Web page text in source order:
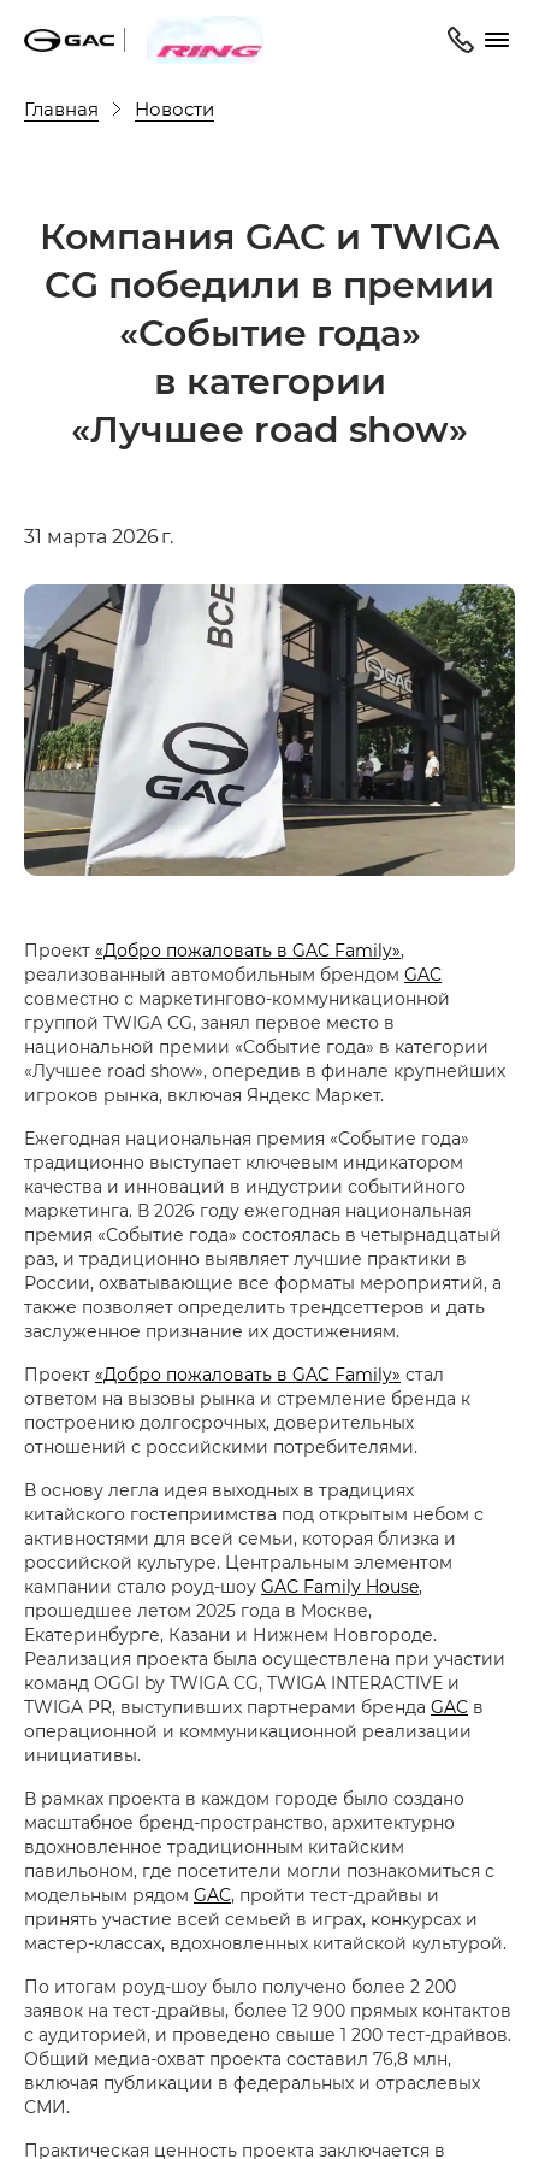
Главная Новости
Компания GAC и TWIGA
CG победили в премии
«Событие года»
в категории
«Лучшее road show»
31 марта 2026 г.
Проект «Добро пожаловать в GAC Family»,
реализованный автомобильным брендом GAC
совместно с маркетингово-коммуникационной
группой TWIGA CG, занял первое место в
национальной премии «Событие года» в категории
«Лучшее road show», опередив в финале крупнейших
игроков рынка, включая Яндекс Маркет.
Ежегодная национальная премия «Событие года»
традиционно выступает ключевым индикатором
качества и инноваций в индустрии событийного
маркетинга. В 2026 году ежегодная национальная
премия «Событие года» состоялась в четырнадцатый
раз, и традиционно выявляет лучшие практики в
России, охватывающие все форматы мероприятий, а
также позволяет определить трендсеттеров и дать
заслуженное признание их достижениям.
Проект «Добро пожаловать в GAC Family» стал
ответом на вызовы рынка и стремление бренда к
построению долгосрочных, доверительных
отношений с российскими потребителями.
В основу легла идея выходных в традициях
китайского гостеприимства под открытым небом с
активностями для всей семьи, которая близка и
российской культуре. Центральным элементом
кампании стало роуд-шоу GAC Family House,
прошедшее летом 2025 года в Москве,
Екатеринбурге, Казани и Нижнем Новгороде.
Реализация проекта была осуществлена при участии
команд OGGI by TWIGA CG, TWIGA INTERACTIVE и
TWIGA PR, выступивших партнерами бренда GAC в
операционной и коммуникационной реализации
инициативы.
В рамках проекта в каждом городе было создано
масштабное бренд-пространство, архитектурно
вдохновленное традиционным китайским
павильоном, где посетители могли познакомиться с
модельным рядом GAC, пройти тест-драйвы и
принять участие всей семьей в играх, конкурсах и
мастер-классах, вдохновленных китайской культурой.
По итогам роуд-шоу было получено более 2 200
заявок на тест-драйвы, более 12 900 прямых контактов
с аудиторией, и проведено свыше 1 200 тест-драйвов.
Общий медиа-охват проекта составил 76,8 млн,
включая публикации в федеральных и отраслевых
СМИ.
Практическая ценность проекта заключается в